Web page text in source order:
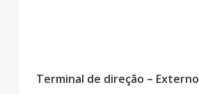
Terminal de direção – Externo